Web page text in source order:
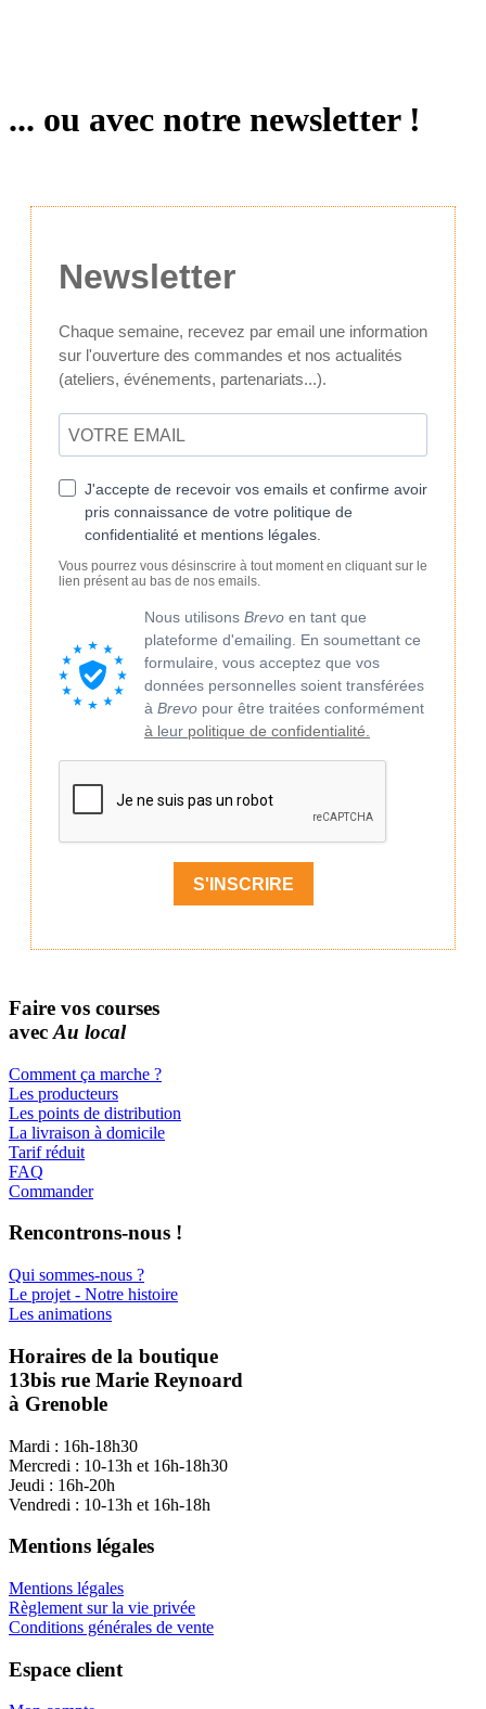
... ou avec notre newsletter !
Faire vos courses
avec Au local
Comment ça marche ?
Les producteurs
Les points de distribution
La livraison à domicile
Tarif réduit
FAQ
Commander
Rencontrons-nous !
Qui sommes-nous ?
Le projet - Notre histoire
Les animations
Horaires de la boutique
13bis rue Marie Reynoard
à Grenoble
Mardi : 16h-18h30
Mercredi : 10-13h et 16h-18h30
Jeudi : 16h-20h
Vendredi : 10-13h et 16h-18h
Mentions légales
Mentions légales
Règlement sur la vie privée
Conditions générales de vente
Espace client